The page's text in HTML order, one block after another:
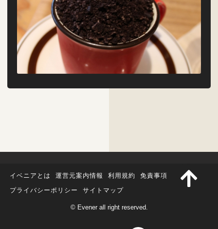
イベニアとは 運営元案内情報 利用規約
免責事項
プライバシーポリシー
サイトマップ
© Evener all right reserved.